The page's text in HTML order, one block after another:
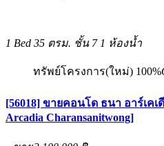
1 Bed 35 ตรม. ชั้น 7 1 ห้องน้ำ
ทรัพย์โครงการ(ใหม่) 100%
[56018] ขายคอนโด ธนา อาร์เค
Arcadia Charansanitwong]